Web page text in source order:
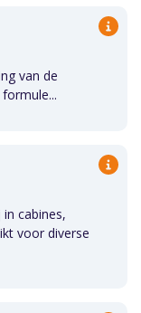
van de
cabines,
voor diverse